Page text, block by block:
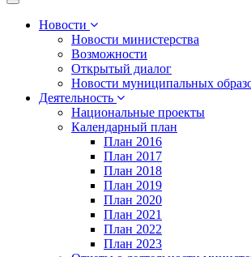
Toggle
navigationНовости
Новости министерства
Возможности
Открытый диалог
Новости муниципальных
Деятельность
Национальные проекты
Календарный план
План 2016
План 2017
План 2018
План 2019
План 2020
План 2021
План 2022
План 2023